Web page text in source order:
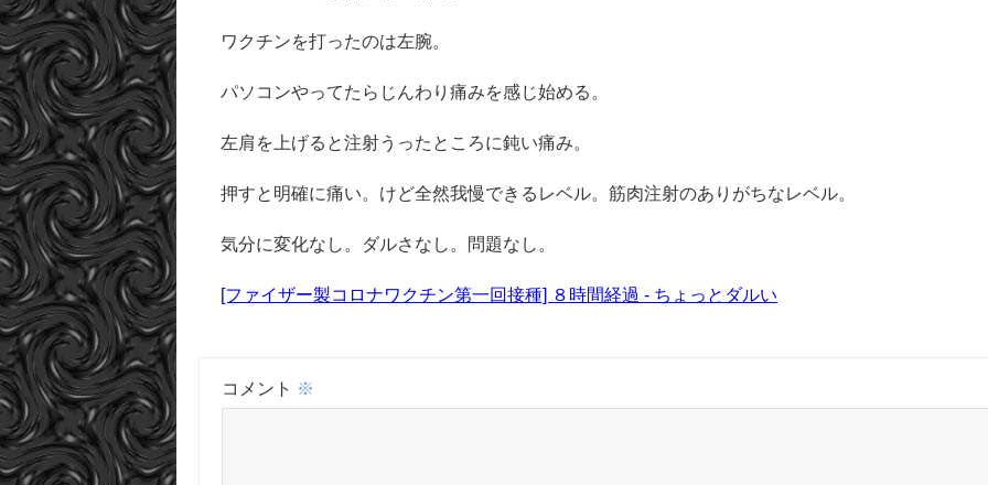
ワクチンを打ったのは左腕。
パソコンやってたらじんわり痛みを感じ始める。
左肩を上げると注射うったところに鈍い痛み。
押すと明確に痛い。けど全然我慢できるレベル。筋肉注射のありがちなレベル。
気分に変化なし。ダルさなし。問題なし。
[ファイザー製コロナワクチン第一回接種] ８時間経過 - ちょっとダルい
コメント ※